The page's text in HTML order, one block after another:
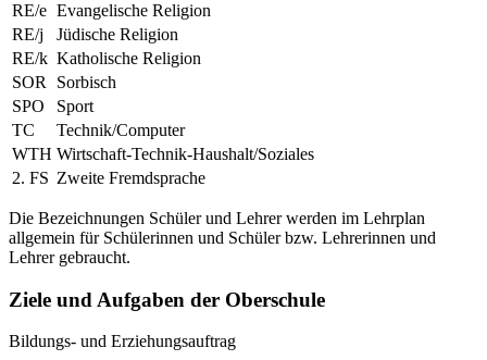
RE/e Evangelische Religion
RE/j
Jüdische Religion
RE/k Katholische Religion
SOR
Sorbisch
SPO
Sport
TC
Technik/Computer
WTH Wirtschaft-Technik-Haushalt/Soziales
2. FS Zweite Fremdsprache
Die Bezeichnungen Schüler und Lehrer werden im Lehrplan
allgemein für Schülerinnen und Schüler bzw. Lehrerinnen und
Lehrer gebraucht.
Ziele und Aufgaben der Oberschule
Bildungs- und Erziehungsauftrag